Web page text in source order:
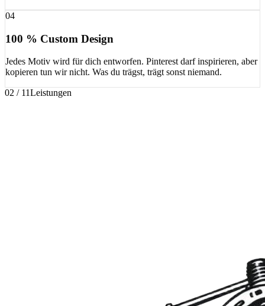
04
100 % Custom Design
Jedes Motiv wird für dich entworfen. Pinterest darf inspirieren, aber
kopieren tun wir nicht. Was du trägst, trägt sonst niemand.
02 / 11Leistungen